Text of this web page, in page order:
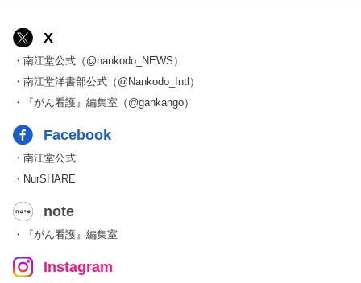
X
・南江堂公式（@nankodo_NEWS）
・南江堂洋書部公式（@Nankodo_Intl）
・『がん看護』編集室（@gankango）
Facebook
・南江堂公式
・NurSHARE
note
・『がん看護』編集室
Instagram